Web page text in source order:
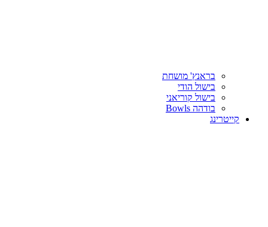
בראנץ' מושחת
בישול הודי
בישול קוריאני
בודהה Bowls
קייטרינג